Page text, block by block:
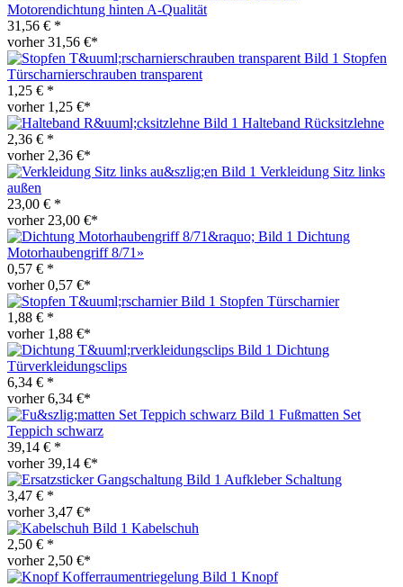
Motorendichtung hinten A-Qualität
31,56 € *
vorher 31,56 €*
Stopfen
Türscharnierschrauben transparent
1,25 € *
vorher 1,25 €*
Halteband Rücksitzlehne
2,36 € *
vorher 2,36 €*
Verkleidung Sitz links
außen
23,00 € *
vorher 23,00 €*
Dichtung
Motorhaubengriff 8/71»
0,57 € *
vorher 0,57 €*
Stopfen Türscharnier
1,88 € *
vorher 1,88 €*
Dichtung
Türverkleidungsclips
6,34 € *
vorher 6,34 €*
Fußmatten Set
Teppich schwarz
39,14 € *
vorher 39,14 €*
Aufkleber Schaltung
3,47 € *
vorher 3,47 €*
Kabelschuh
2,50 € *
vorher 2,50 €*
Knopf